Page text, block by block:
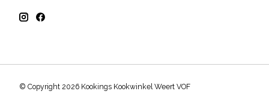
© Copyright 2026 Kookings Kookwinkel Weert VOF